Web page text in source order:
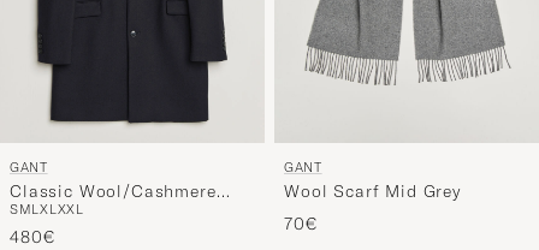
GANT
Classic Wool/Cashmere
Coat Evening Blue
SMLXLXXL
480€
GANT
Wool Scarf Mid Grey
70€